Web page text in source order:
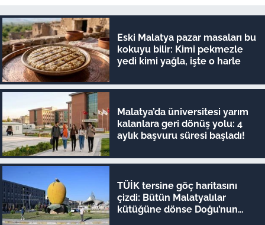
Eski Malatya pazar masaları bu
kokuyu bilir: Kimi pekmezle
yedi kimi yağla, işte o harle
Malatya’da üniversitesi yarım
kalanlara geri dönüş yolu: 4
aylık başvuru süresi başladı!
TÜİK tersine göç haritasını
çizdi: Bütün Malatyalılar
kütüğüne dönse Doğu’nun